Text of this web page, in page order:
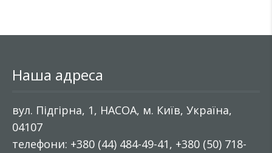
Наша адреса
вул. Підгірна, 1, НАСОА, м. Київ, Україна,
04107
телефони: +380 (44) 484-49-41, +380 (50) 718-